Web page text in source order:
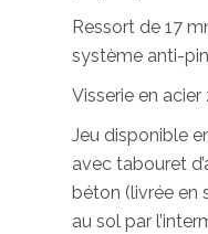
Ressort de 17
système anti-
Visserie en acier
Jeu disponible
avec tabouret
béton (livrée en
au sol par